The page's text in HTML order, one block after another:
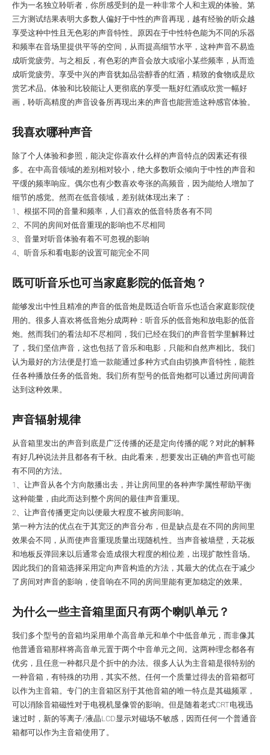
作为一名独立聆听者，你所感受到的是一种非常个人和主观的体验。第
三方测试结果表明大多数人偏好于中性的声音再现，越有经验的听众越
享受这种中性且无色彩的声音特性。原因在于中性特色能为不同的乐器
和频率在音场里提供平等的空间，从而提高细节水平，这种声音不易造
成听觉疲劳。与之相反，有色彩的声音会放大或缩小某些频率，从而造
成听觉疲劳。享受中兴的声音犹如品尝醇香的红酒，精致的食物或是欣
赏艺术品。体验和比较能让人更彻底的享受一瓶好红酒或欣赏一幅好
画，聆听高精度的声音设备所再现出来的声音也能营造这种感官体验。
我喜欢哪种声音
除了个人体验和参照，能决定你喜欢什么样的声音特点的因素还有很
多。在中高音领域的差别相对较小，绝大多数听众倾向于中性的声音和
平缓的频率响应。偶尔也有少数喜欢夸张的高频音，因为能给人增加了
细节的感觉。然而在低音领域，差别就体现出来了：
1、根据不同的音量和频率，人们喜欢的低音特质各有不同
2、不同的房间对低音重现的影响也不尽相同
3、音量对听音体验有着不可忽视的影响
4、听音乐和看电影的设置可能完全不同
既可听音乐也可当家庭影院的低音炮？
能够发出中性且精准的声音的低音炮是既适合听音乐也适合家庭影院使
用的。很多人喜欢将低音炮分成两种：听音乐的低音炮和放电影的低音
炮。然而我们的看法却不尽相同，我们已经在我们的声音哲学里解释过
了，我们坚信声音，这也包括了音乐和电影，只能和自然声相比。我们
认为最好的方法便是打造一款能通过多种方式自由切换声音特性，能胜
任各种播放任务的低音炮。我们所有型号的低音炮都可以通过房间调音
达到这种效果。
声音辐射规律
从音箱里发出的声音到底是广泛传播的还是定向传播的呢？对此的解释
有好几种说法并且都各有千秋。由此看来，想要发出正确的声音也可能
有不同的方法。
1、让声音从各个方向散播出去，并让房间里的各种声学属性帮助平衡
这种能量，由此而达到整个房间的最佳声音重现。
2、让声音传播更定向以便最大程度不被房间影响。
第一种方法的优点在于其宽泛的声音分布，但是缺点是在不同的房间里
效果会不同，从而使声音重现质量出现随机性。当声音被墙壁，天花板
和地板反弹回来以后通常会造成很大程度的相位差，出现扩散性音场。
因此我们的音箱选择采用定向声音构造的方法，其最大的优点在于减少
了房间对声音的影响，使音响在不同的房间里能有更加稳定的效果。
为什么一些主音箱里面只有两个喇叭单元？
我们多个型号的音箱均采用单个高音单元和单个中低音单元，而非像其
他普通音箱那样将高音单元置于两个中音单元之间。这两种理念都各有
优劣，且任意一种都只是个折中的办法。很多人认为主音箱是很特别的
一种音箱，有特殊的功用，其实不然。任何一个质量过得去的音箱都可
以作为主音箱。专门的主音箱区别于其他音箱的唯一特点是其磁频罩，
可以消除音箱磁性对于电视机显像管的影响。但是随着老式CRT电视迅
速过时，新的等离子/液晶LCD显示对磁场不敏感，因而任何一个普通音
箱都可以作为主音箱使用了。